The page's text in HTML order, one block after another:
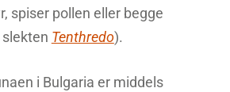
spiser pollen eller begge
Tenthredo).
i Bulgaria er middels